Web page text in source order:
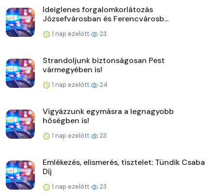
Ideiglenes forgalomkorlátozás
Józsefvárosban és Ferencvárosb...
1 nap ezelőtt 23
Strandoljunk biztonságosan Pest
vármegyében is!
1 nap ezelőtt 24
Vigyázzunk egymásra a legnagyobb
hőségben is!
1 nap ezelőtt 23
Emlékezés, elismerés, tisztelet: Tündik Csaba
Díj
1 nap ezelőtt 23